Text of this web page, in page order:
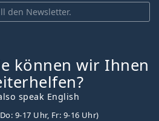
den Newsletter.
können wir Ihnen
speak English
9-17 Uhr, Fr: 9-16 Uhr)